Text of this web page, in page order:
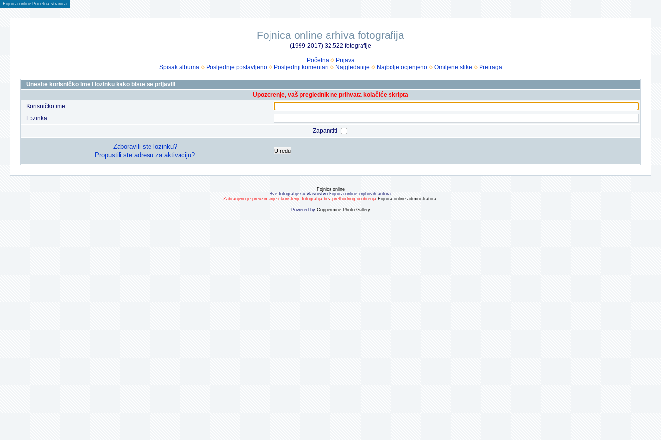
Fojnica online Pocetna stranica
Fojnica online arhiva fotografija
(1999-2017) 32.522 fotografije
Početna
Prijava
Spisak albuma
Posljednje postavljeno Posljednji komentari Najgledanije Najbolje ocjenjeno Omiljene slike Pretraga
Unesite korisničko ime i lozinku kako biste se prijavili
Upozorenje, vaš preglednik ne prihvata kolačiće skripta
Korisničko ime
Lozinka
Zapamtiti
Zaboravili ste lozinku?
Propustili ste adresu za aktivaciju?
U redu
Fojnica online
Sve fotografije su vlasništvo Fojnica online i njihovih autora.
Zabranjeno je preuzimanje i korištenje fotografija bez prethodnog odobrenja Fojnica online administratora.
Powered by Coppermine Photo Gallery